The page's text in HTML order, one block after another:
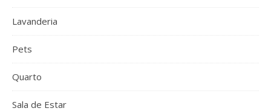
Lavanderia
Pets
Quarto
Sala de Estar